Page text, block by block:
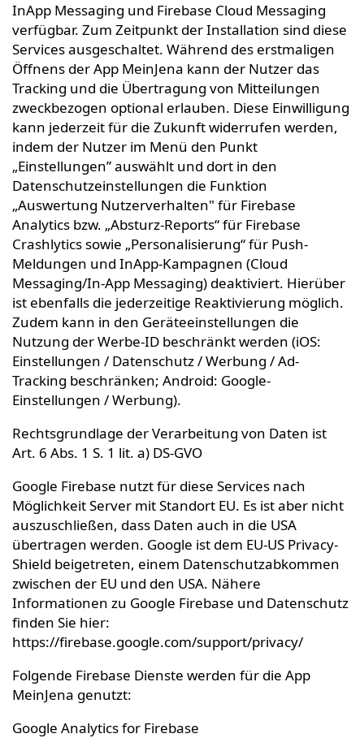
InApp Messaging und Firebase Cloud Messaging
verfügbar. Zum Zeitpunkt der Installation sind diese
Services ausgeschaltet. Während des erstmaligen
Öffnens der App MeinJena kann der Nutzer das
Tracking und die Übertragung von Mitteilungen
zweckbezogen optional erlauben. Diese Einwilligung
kann jederzeit für die Zukunft widerrufen werden,
indem der Nutzer im Menü den Punkt
„Einstellungen” auswählt und dort in den
Datenschutzeinstellungen die Funktion
„Auswertung Nutzerverhalten" für Firebase
Analytics bzw. „Absturz-Reports“ für Firebase
Crashlytics sowie „Personalisierung“ für Push-
Meldungen und InApp-Kampagnen (Cloud
Messaging/In-App Messaging) deaktiviert. Hierüber
ist ebenfalls die jederzeitige Reaktivierung möglich.
Zudem kann in den Geräteeinstellungen die
Nutzung der Werbe-ID beschränkt werden (iOS:
Einstellungen / Datenschutz / Werbung / Ad-
Tracking beschränken; Android: Google-
Einstellungen / Werbung).
Rechtsgrundlage der Verarbeitung von Daten ist
Art. 6 Abs. 1 S. 1 lit. a) DS-GVO
Google Firebase nutzt für diese Services nach
Möglichkeit Server mit Standort EU. Es ist aber nicht
auszuschließen, dass Daten auch in die USA
übertragen werden. Google ist dem EU-US Privacy-
Shield beigetreten, einem Datenschutzabkommen
zwischen der EU und den USA. Nähere
Informationen zu Google Firebase und Datenschutz
finden Sie hier:
https://firebase.google.com/support/privacy/
Folgende Firebase Dienste werden für die App
MeinJena genutzt:
Google Analytics for Firebase